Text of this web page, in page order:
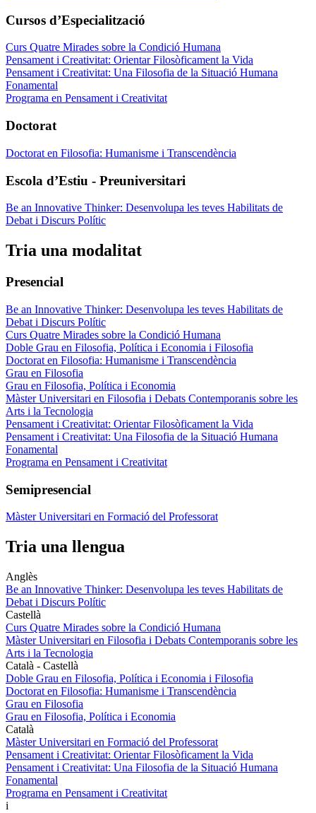
Cursos d’Especialització
Curs Quatre Mirades sobre la Condició Humana
Pensament i Creativitat: Orientar Filosòficament la Vida
Pensament i Creativitat: Una Filosofia de la Situació Humana
Fonamental
Programa en Pensament i Creativitat
Doctorat
Doctorat en Filosofia: Humanisme i Transcendència
Escola d’Estiu - Preuniversitari
Be an Innovative Thinker: Desenvolupa les teves Habilitats de
Debat i Discurs Polític
Tria una modalitat
Presencial
Be an Innovative Thinker: Desenvolupa les teves Habilitats de
Debat i Discurs Polític
Curs Quatre Mirades sobre la Condició Humana
Doble Grau en Filosofia, Política i Economia i Filosofia
Doctorat en Filosofia: Humanisme i Transcendència
Grau en Filosofia
Grau en Filosofia, Política i Economia
Màster Universitari en Filosofia i Debats Contemporanis sobre les
Arts i la Tecnologia
Pensament i Creativitat: Orientar Filosòficament la Vida
Pensament i Creativitat: Una Filosofia de la Situació Humana
Fonamental
Programa en Pensament i Creativitat
Semipresencial
Màster Universitari en Formació del Professorat
Tria una llengua
Anglès
Be an Innovative Thinker: Desenvolupa les teves Habilitats de
Debat i Discurs Polític
Castellà
Curs Quatre Mirades sobre la Condició Humana
Màster Universitari en Filosofia i Debats Contemporanis sobre les
Arts i la Tecnologia
Català - Castellà
Doble Grau en Filosofia, Política i Economia i Filosofia
Doctorat en Filosofia: Humanisme i Transcendència
Grau en Filosofia
Grau en Filosofia, Política i Economia
Català
Màster Universitari en Formació del Professorat
Pensament i Creativitat: Orientar Filosòficament la Vida
Pensament i Creativitat: Una Filosofia de la Situació Humana
Fonamental
Programa en Pensament i Creativitat
i